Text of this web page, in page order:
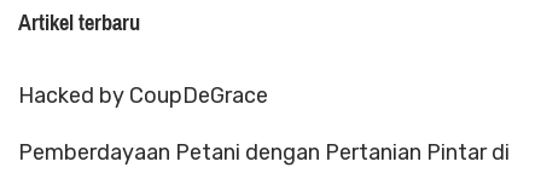
Artikel terbaru
Hacked by CoupDeGrace
Pemberdayaan Petani dengan Pertanian Pintar di